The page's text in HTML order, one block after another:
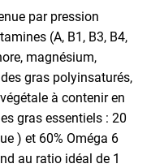
par pression
(A, B1, B3, B4,
magnésium,
gras polyinsaturés,
à contenir en
gras essentiels : 20
) et 60% Oméga 6
au ratio idéal de 1